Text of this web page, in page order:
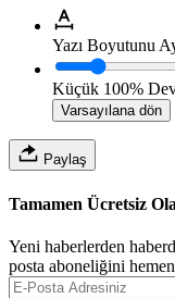
Yazı Boyutunu
Küçük 100%
Varsayılana dön
Paylaş
Tamamen Ücretsiz
Yeni haberlerden
posta aboneliğini